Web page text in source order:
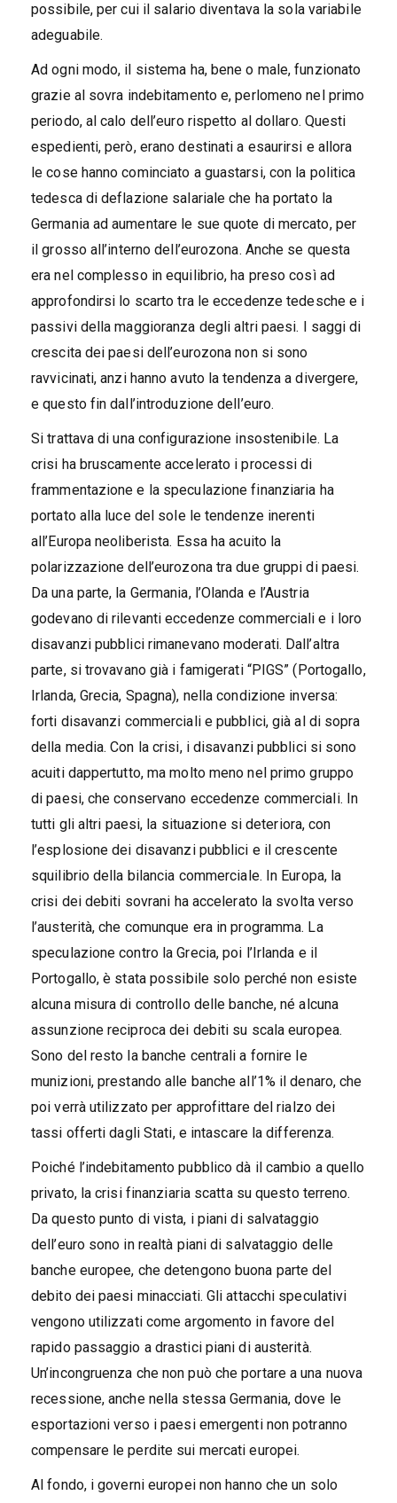
possibile, per cui il salario diventava la sola variabile
adeguabile.
Ad ogni modo, il sistema ha, bene o male, funzionato
grazie al sovra indebitamento e, perlomeno nel primo
periodo, al calo dell’euro rispetto al dollaro. Questi
espedienti, però, erano destinati a esaurirsi e allora
le cose hanno cominciato a guastarsi, con la politica
tedesca di deflazione salariale che ha portato la
Germania ad aumentare le sue quote di mercato, per
il grosso all’interno dell’eurozona. Anche se questa
era nel complesso in equilibrio, ha preso così ad
approfondirsi lo scarto tra le eccedenze tedesche e i
passivi della maggioranza degli altri paesi. I saggi di
crescita dei paesi dell’eurozona non si sono
ravvicinati, anzi hanno avuto la tendenza a divergere,
e questo fin dall’introduzione dell’euro.
Si trattava di una configurazione insostenibile. La
crisi ha bruscamente accelerato i processi di
frammentazione e la speculazione finanziaria ha
portato alla luce del sole le tendenze inerenti
all’Europa neoliberista. Essa ha acuito la
polarizzazione dell’eurozona tra due gruppi di paesi.
Da una parte, la Germania, l’Olanda e l’Austria
godevano di rilevanti eccedenze commerciali e i loro
disavanzi pubblici rimanevano moderati. Dall’altra
parte, si trovavano già i famigerati “PIGS” (Portogallo,
Irlanda, Grecia, Spagna), nella condizione inversa:
forti disavanzi commerciali e pubblici, già al di sopra
della media. Con la crisi, i disavanzi pubblici si sono
acuiti dappertutto, ma molto meno nel primo gruppo
di paesi, che conservano eccedenze commerciali. In
tutti gli altri paesi, la situazione si deteriora, con
l’esplosione dei disavanzi pubblici e il crescente
squilibrio della bilancia commerciale. In Europa, la
crisi dei debiti sovrani ha accelerato la svolta verso
l’austerità, che comunque era in programma. La
speculazione contro la Grecia, poi l’Irlanda e il
Portogallo, è stata possibile solo perché non esiste
alcuna misura di controllo delle banche, né alcuna
assunzione reciproca dei debiti su scala europea.
Sono del resto la banche centrali a fornire le
munizioni, prestando alle banche all’1% il denaro, che
poi verrà utilizzato per approfittare del rialzo dei
tassi offerti dagli Stati, e intascare la differenza.
Poiché l’indebitamento pubblico dà il cambio a quello
privato, la crisi finanziaria scatta su questo terreno.
Da questo punto di vista, i piani di salvataggio
dell’euro sono in realtà piani di salvataggio delle
banche europee, che detengono buona parte del
debito dei paesi minacciati. Gli attacchi speculativi
vengono utilizzati come argomento in favore del
rapido passaggio a drastici piani di austerità.
Un’incongruenza che non può che portare a una nuova
recessione, anche nella stessa Germania, dove le
esportazioni verso i paesi emergenti non potranno
compensare le perdite sui mercati europei.
Al fondo, i governi europei non hanno che un solo